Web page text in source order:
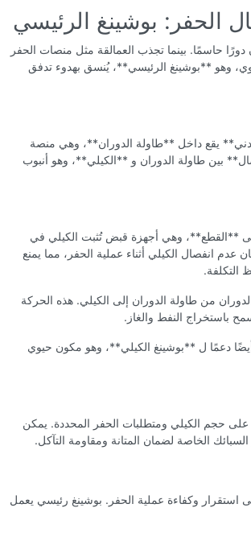
بوشينغ الرئيسي
حاسمًا. بينما تجذب العمالقة مثل منصات الحفر
وهو **بوشينغ الرئيسي**، يُنسق بهدوء تدفق
يقع داخل **طاولة الدوران**، وهي منصة
بين طاولة الدوران و **الكيلي**، وهو أنبوب
**القطع**، وهي أجهزة قبض تُثبت الكيلي في
عدم انفصال الكيلي أثناء عملية الحفر، مما يمنع
التكلفة.
من طاولة الدوران إلى الكيلي. هذه الحركة
باستخراج النفط والغاز.
دعمًا ل **بوشينغ الكيلي**، وهو مكون حيوي
على حجم الكيلي ومتطلبات الحفر المحددة. يمكن
الخاصة لضمان المتانة ومقاومة التآكل.
وكفاءة عملية الحفر. بوشينغ رئيسي يعمل